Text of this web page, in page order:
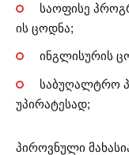
საოფისე
ის ცოდნა;
ინგლისურის
საბუღალტრო
უპირატესად;
პიროვნული